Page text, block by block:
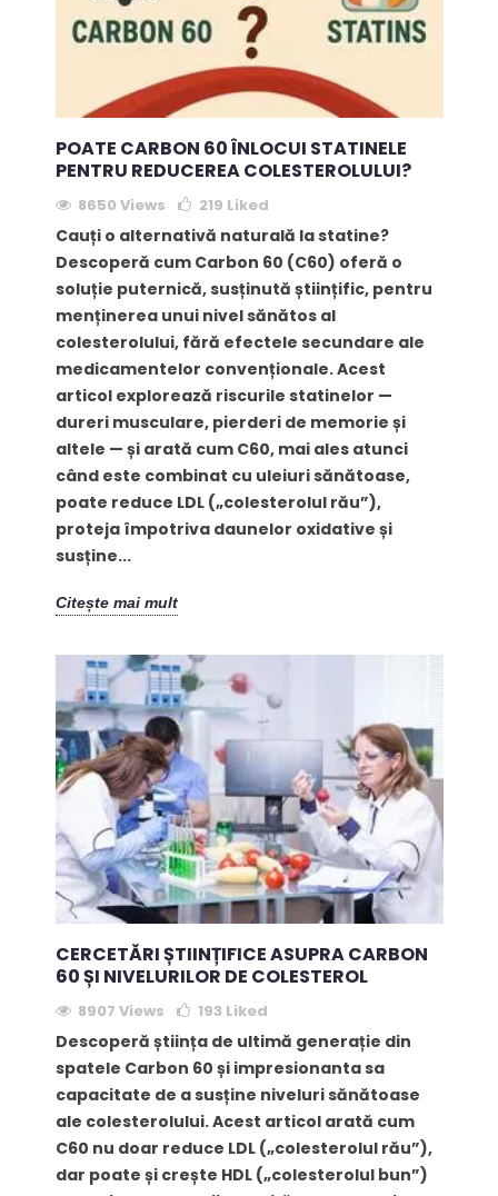
POATE CARBON 60 ÎNLOCUI STATINELE
PENTRU REDUCEREA COLESTEROLULUI?
8650 Views 219 Liked
Cauți o alternativă naturală la statine?
Descoperă cum Carbon 60 (C60) oferă o
soluție puternică, susținută științific, pentru
menținerea unui nivel sănătos al
colesterolului, fără efectele secundare ale
medicamentelor convenționale. Acest
articol explorează riscurile statinelor —
dureri musculare, pierderi de memorie și
altele — și arată cum C60, mai ales atunci
când este combinat cu uleiuri sănătoase,
poate reduce LDL („colesterolul rău”),
proteja împotriva daunelor oxidative și
susține...
Citește mai mult
CERCETĂRI ȘTIINȚIFICE ASUPRA CARBON
60 ȘI NIVELURILOR DE COLESTEROL
8907 Views 193 Liked
Descoperă știința de ultimă generație din
spatele Carbon 60 și impresionanta sa
capacitate de a susține niveluri sănătoase
ale colesterolului. Acest articol arată cum
C60 nu doar reduce LDL („colesterolul rău”),
dar poate și crește HDL („colesterolul bun”)